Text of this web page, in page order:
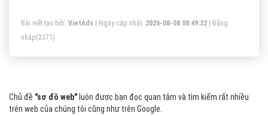
web của công cụ tìm kiếm (các con bot) sẽ có thể phát
hiện và thu thập dữ liệu hầu hết tất cả các trang web hiện
có.
Bài viết tạo bởi: VietAds | Ngày cập nhật: 2026-08-08 08:49:32
Đăng
nhập(2371)
Chủ đề "sơ đồ web" luôn được bạn đọc quan tâm và tìm kiếm rất nhiều
trên web của chúng tôi cũng như trên Google.